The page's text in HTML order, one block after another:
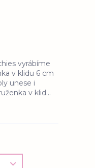
vyrábíme
v klidu 6 cm
unese i
v klid...